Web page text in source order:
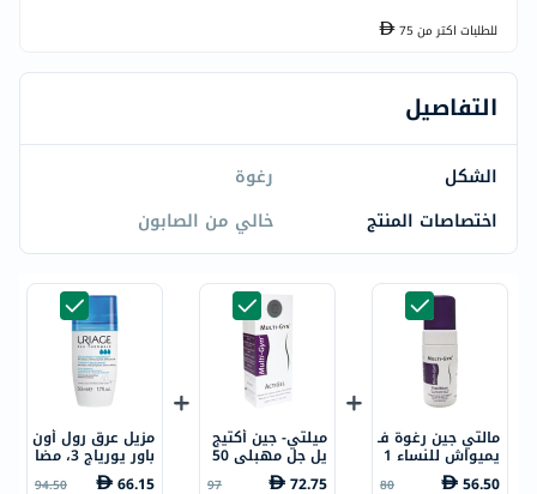
للطلبات اكتر من75
التفاصيل
الشكل
رغوة
اختصاصات المنتج
خالي من الصابون
مالتي جين رغوة ف
يميواش للنساء 1
00 مل
56.50
80
ميلتي- جين أكتيج
يل جل مهبلي 50
مل
72.75
97
مزيل عرق رول أون
باور يورياج 3، مضا
د للتعرق - 50 مل
66.15
94.50